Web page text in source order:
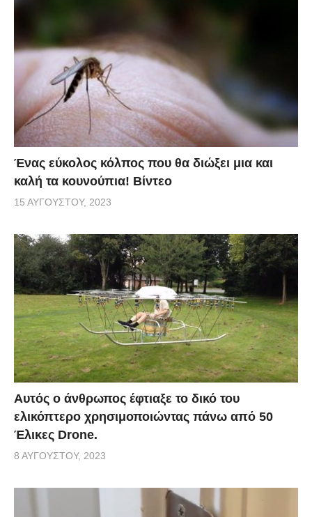
Ένας εύκολος κόλπος που θα διώξει μια και
καλή τα κουνούπια! Βίντεο
15 ΑΥΓΟΎΣΤΟΥ, 2023
Αυτός ο άνθρωπος έφτιαξε το δικό του
ελικόπτερο χρησιμοποιώντας πάνω από 50
Έλικες Drone.
8 ΑΥΓΟΎΣΤΟΥ, 2023